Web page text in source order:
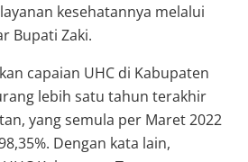
kesehatannya melalui
Bupati Zaki.
capaian UHC di Kabupaten
lebih satu tahun terakhir
yang semula per Maret 2022
Dengan kata lain,